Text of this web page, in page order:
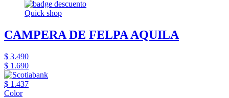
Quick shop
CAMPERA DE FELPA AQUILA
$ 3.490
$ 1.690
$ 1.437
Color